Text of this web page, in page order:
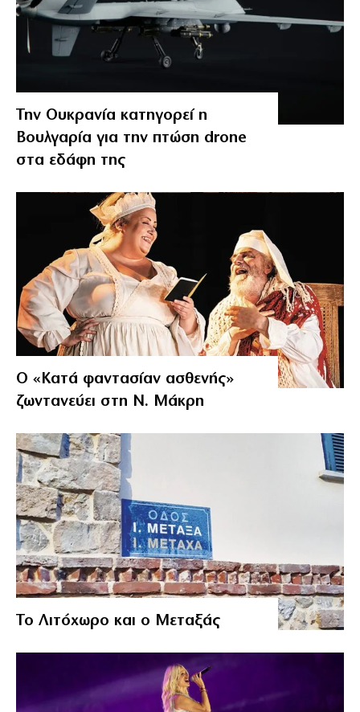
Την Ουκρανία κατηγορεί η
Βουλγαρία για την πτώση drone
στα εδάφη της
Ο «Κατά φαντασίαν ασθενής»
ζωντανεύει στη Ν. Μάκρη
Το Λιτόχωρο και ο Μεταξάς